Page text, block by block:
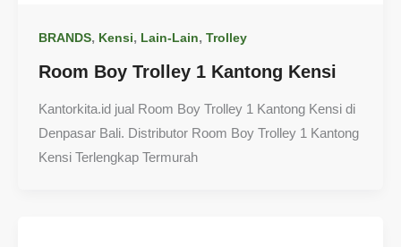
BRANDS, Kensi, Lain-Lain, Trolley
Room Boy Trolley 1 Kantong Kensi
Kantorkita.id jual Room Boy Trolley 1 Kantong Kensi di
Denpasar Bali. Distributor Room Boy Trolley 1 Kantong
Kensi Terlengkap Termurah